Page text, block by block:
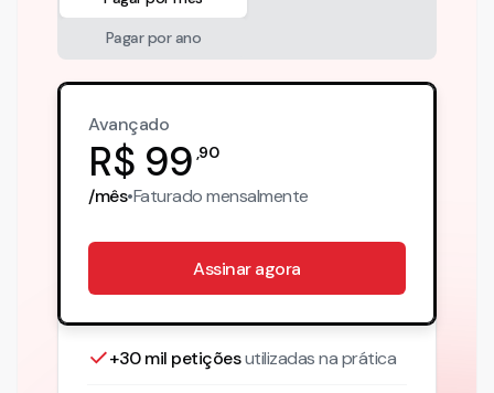
Pagar por ano
Avançado
R$ 99 ,90
/mês•Faturadomensalmente
Assinar agora
+30 mil petiçõesutilizadas na prática